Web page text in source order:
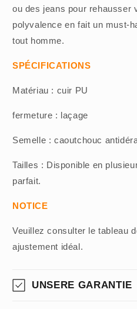
ou des jeans pour rehausser
polyvalence en fait un must-
tout homme.
SPÉCIFICATIONS
Matériau : cuir PU
fermeture : laçage
Semelle : caoutchouc
Tailles : Disponible en
parfait.
NOTICE
Veuillez consulter le tableau
ajustement idéal.
UNSERE GARANTIE